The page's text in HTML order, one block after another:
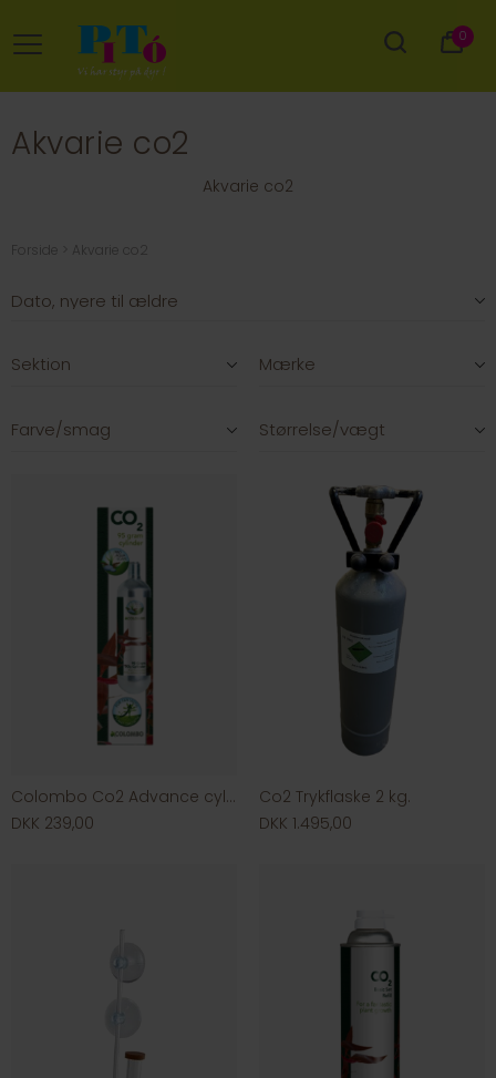
0
Akvarie co2
Akvarie co2
Forside Akvarie co2
Sektion Mærke
Farve/smag Størrelse/vægt
Colombo Co2 Advance cylinder
DKK 239,00
Co2 Trykflaske 2 kg.
DKK 1.495,00